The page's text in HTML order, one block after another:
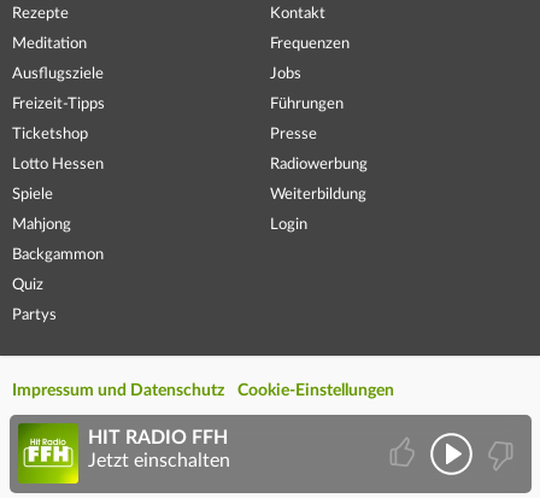
Rezepte
Meditation
Ausflugsziele
Freizeit-Tipps
Ticketshop
Lotto Hessen
Spiele
Mahjong
Backgammon
Quiz
Partys
Kontakt
Frequenzen
Jobs
Führungen
Presse
Radiowerbung
Weiterbildung
Login
Impressum und Datenschutz Cookie-Einstellungen
HIT RADIO FFH
Jetzt einschalten